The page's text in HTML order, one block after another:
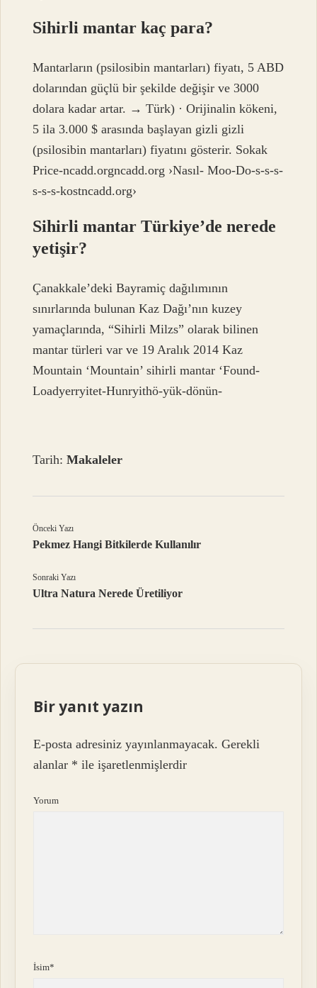
Sihirli mantar kaç para?
Mantarların (psilosibin mantarları) fiyatı, 5 ABD
dolarından güçlü bir şekilde değişir ve 3000
dolara kadar artar. → Türk) · Orijinalin kökeni,
5 ila 3.000 $ arasında başlayan gizli gizli
(psilosibin mantarları) fiyatını gösterir. Sokak
Price-ncadd.orgncadd.org ›Nasıl- Moo-Do-s-s-s-
s-s-s-kostncadd.org›
Sihirli mantar Türkiye’de nerede
yetişir?
Çanakkale’deki Bayramiç dağılımının
sınırlarında bulunan Kaz Dağı’nın kuzey
yamaçlarında, “Sihirli Milzs” olarak bilinen
mantar türleri var ve 19 Aralık 2014 Kaz
Mountain ‘Mountain’ sihirli mantar ‘Found-
Loadyerryitet-Hunryithö-yük-dönün-
Tarih:Makaleler
Önceki Yazı
Pekmez Hangi Bitkilerde Kullanılır
Sonraki Yazı
Ultra Natura Nerede Üretiliyor
Bir yanıt yazın
E-posta adresiniz yayınlanmayacak. Gerekli
alanlar * ile işaretlenmişlerdir
Yorum
İsim*